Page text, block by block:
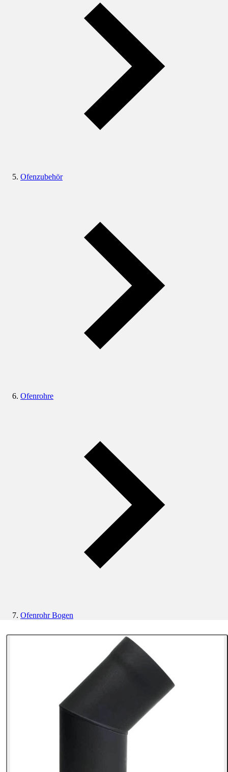
Ofenzubehör
Ofenrohre
Ofenrohr Bogen